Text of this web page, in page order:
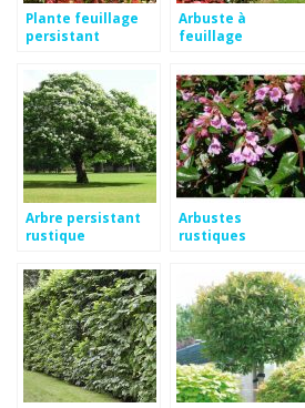
Plante feuillage
persistant
Arbuste à
feuillage
croissance rapide
Arbre persistant
rustique
Arbustes
rustiques